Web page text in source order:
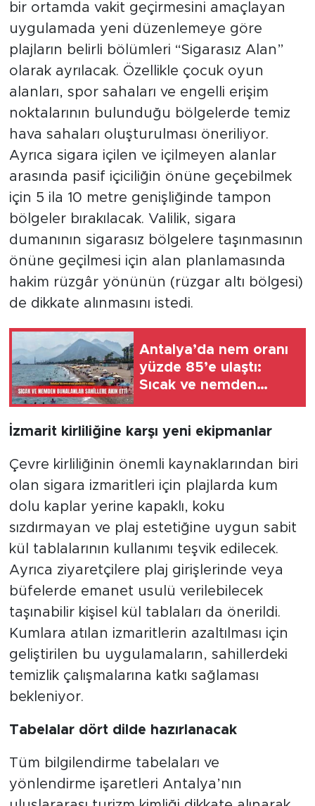
bir ortamda vakit geçirmesini amaçlayan
uygulamada yeni düzenlemeye göre
plajların belirli bölümleri “Sigarasız Alan”
olarak ayrılacak. Özellikle çocuk oyun
alanları, spor sahaları ve engelli erişim
noktalarının bulunduğu bölgelerde temiz
hava sahaları oluşturulması öneriliyor.
Ayrıca sigara içilen ve içilmeyen alanlar
arasında pasif içiciliğin önüne geçebilmek
için 5 ila 10 metre genişliğinde tampon
bölgeler bırakılacak. Valilik, sigara
dumanının sigarasız bölgelere taşınmasının
önüne geçilmesi için alan planlamasında
hakim rüzgâr yönünün (rüzgar altı bölgesi)
de dikkate alınmasını istedi.
Antalya’da nem oranı
yüzde 85’e ulaştı:
Sıcak ve nemden
İzmarit kirliliğine karşı yeni ekipmanlar
Çevre kirliliğinin önemli kaynaklarından biri
olan sigara izmaritleri için plajlarda kum
dolu kaplar yerine kapaklı, koku
sızdırmayan ve plaj estetiğine uygun sabit
kül tablalarının kullanımı teşvik edilecek.
Ayrıca ziyaretçilere plaj girişlerinde veya
büfelerde emanet usulü verilebilecek
taşınabilir kişisel kül tablaları da önerildi.
Kumlara atılan izmaritlerin azaltılması için
geliştirilen bu uygulamaların, sahillerdeki
temizlik çalışmalarına katkı sağlaması
bekleniyor.
Tabelalar dört dilde hazırlanacak
Tüm bilgilendirme tabelaları ve
yönlendirme işaretleri Antalya’nın